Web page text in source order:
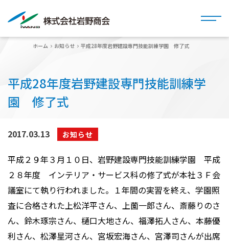
ホーム お知らせ 平成28年度岩野建設専門技能訓練学園 修了式
平成28年度岩野建設専門技能訓練学
園 修了式
2017.03.13 お知らせ
平成２９年３月１０日、岩野建設専門技能訓練学園 平成
２８年度 インテリア・サービス科の修了式が本社３Ｆ会
議室にて執り行われました。１年間の実習を終え、学園照
査に合格された上松洋平さん、上薗一郎さん、斎藤りのさ
ん、鈴木琢宗さん、樋口大地さん、福澤拓人さん、本藤優
利さん、松澤星河さん、宮坂宏海さん、宮澤司さんが出席